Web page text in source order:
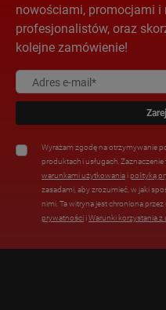
nowościami, promocjami i
profesjonalistów, oraz
kolejne zamówienie!
Wyrażam zgodę na otrzymywanie
produktach i usługach.
warunkami użytkowania ipolityką
zasadami, aby zrozumieć, w jaki
nimi. Ta witryna jest chroniona
prywatności iWarunki korzystania z